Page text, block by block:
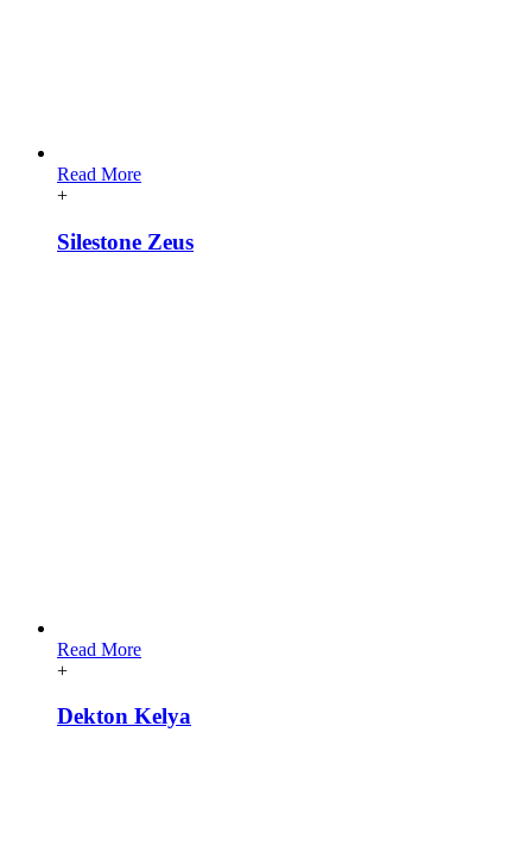
Read More
+
Silestone Zeus
Read More
+
Dekton Kelya